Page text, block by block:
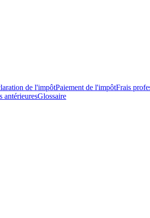
de l'impôtPaiement de l'impôtFrais
antérieuresGlossaire